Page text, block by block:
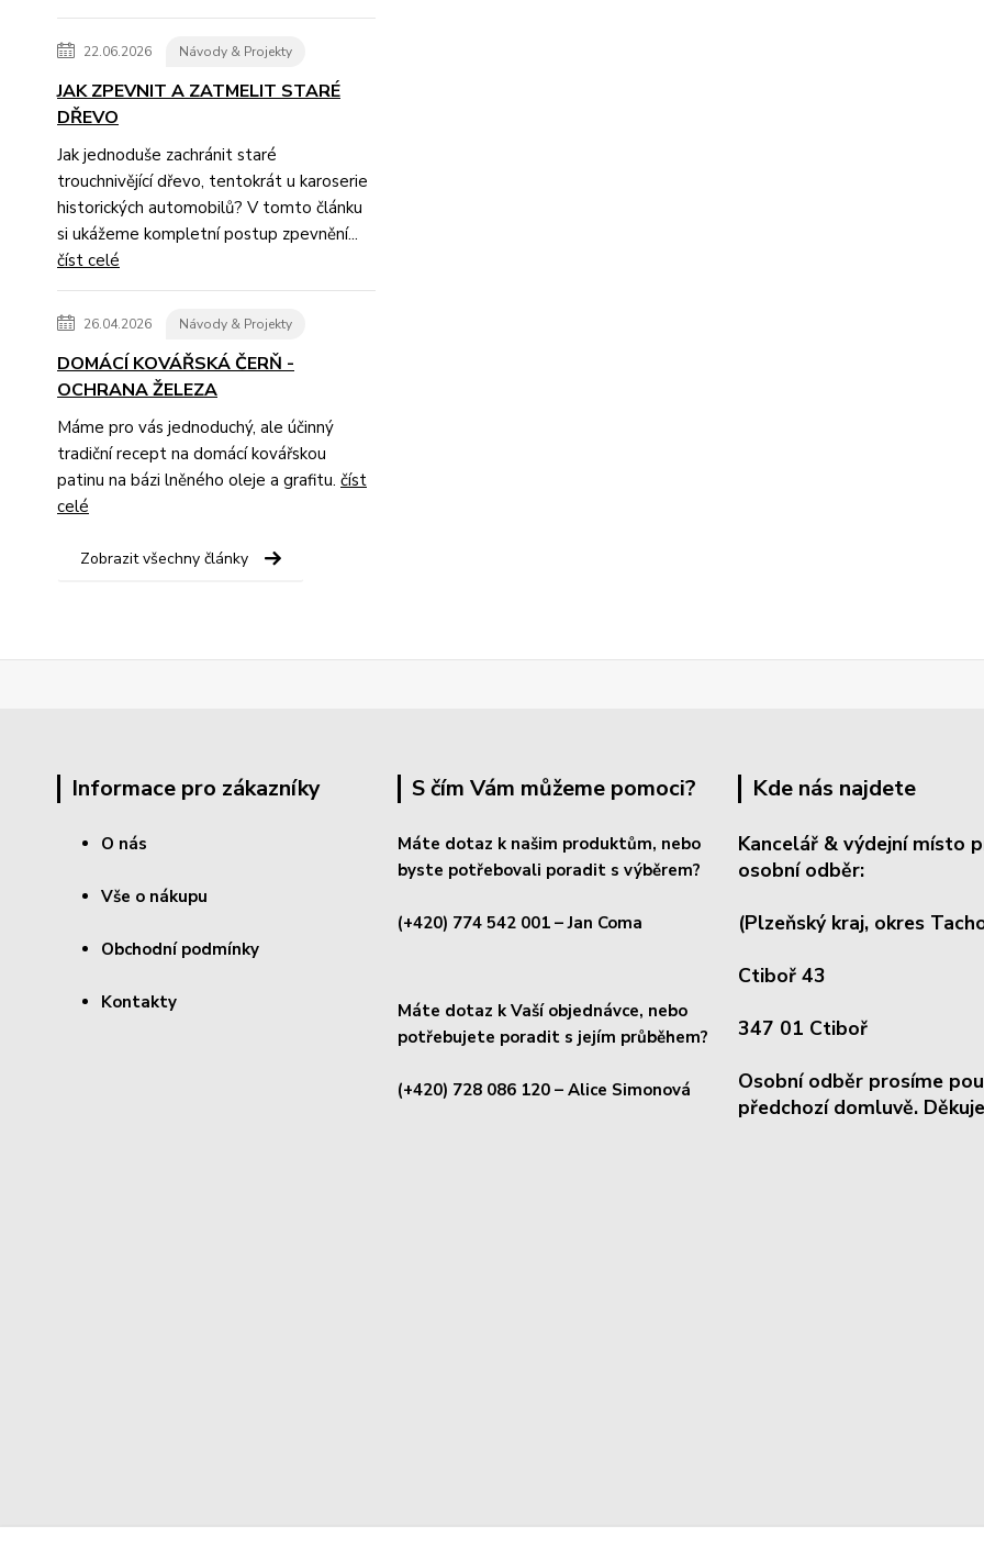
22.06.2026 Návody & Projekty
JAK ZPEVNIT A ZATMELIT STARÉ
DŘEVO
Jak jednoduše zachránit staré
trouchnivějící dřevo, tentokrát u karoserie
historických automobilů? V tomto článku
si ukážeme kompletní postup zpevnění...
číst celé
26.04.2026 Návody & Projekty
DOMÁCÍ KOVÁŘSKÁ ČERŇ -
OCHRANA ŽELEZA
Máme pro vás jednoduchý, ale účinný
tradiční recept na domácí kovářskou
patinu na bázi lněného oleje a grafitu. číst
celé
Zobrazit všechny články
Informace pro zákazníky
O nás
Vše o nákupu
Obchodní podmínky
Kontakty
S čím Vám můžeme pomoci?
Máte dotaz k našim produktům, nebo
byste potřebovali poradit s výběrem?
(+420) 774 542 001 – Jan Coma
Máte dotaz k Vaší objednávce, nebo
potřebujete poradit s jejím průběhem?
(+420) 728 086 120 – Alice Simonová
Kde nás najdete
Kancelář & výdejní místo
osobní odběr:
(Plzeňský kraj, okres
Ctiboř 43
347 01 Ctiboř
Osobní odběr prosíme
předchozí domluvě.